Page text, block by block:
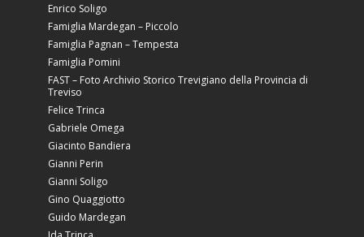
Enrico Soligo
Famiglia Mardegan – Piccolo
Famiglia Pagnan – Tempesta
Famiglia Pomini
FAST – Foto Archivio Storico Trevigiano della Provincia di
Treviso
Felice Trinca
Gabriele Omega
Giacinto Bandiera
Gianni Perin
Gianni Soligo
Gino Quaggiotto
Guido Mardegan